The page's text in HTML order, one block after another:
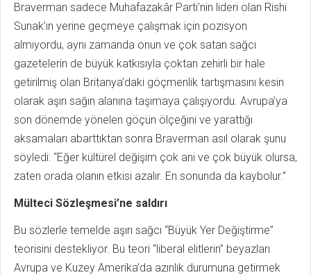
Braverman sadece Muhafazakâr Parti’nin lideri olan Rishi
Sunak’ın yerine geçmeye çalışmak için pozisyon
almıyordu, aynı zamanda onun ve çok satan sağcı
gazetelerin de büyük katkısıyla çoktan zehirli bir hale
getirilmiş olan Britanya’daki göçmenlik tartışmasını kesin
olarak aşırı sağın alanına taşımaya çalışıyordu. Avrupa’ya
son dönemde yönelen göçün ölçeğini ve yarattığı
aksamaları abarttıktan sonra Braverman asıl olarak şunu
söyledi: “Eğer kültürel değişim çok ani ve çok büyük olursa,
zaten orada olanın etkisi azalır. En sonunda da kaybolur.”
Mülteci Sözleşmesi’ne saldırı
Bu sözlerle temelde aşırı sağcı “Büyük Yer Değiştirme”
teorisini destekliyor. Bu teori “liberal elitlerin” beyazları
Avrupa ve Kuzey Amerika’da azınlık durumuna getirmek